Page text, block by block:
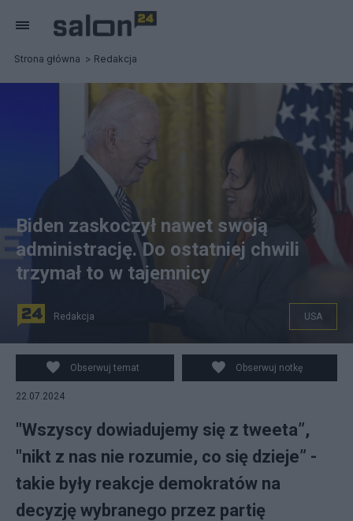
Strona główna Redakcja
Biden zaskoczył nawet swoją
administrację. Do ostatniej chwili
trzymał to w tajemnicy
Redakcja USA
Obserwuj temat Obserwuj notkę
22.07.2024
"Wszyscy dowiadujemy się z tweeta”,
"nikt z nas nie rozumie, co się dzieje” -
takie były reakcje demokratów na
decyzję wybranego przez partię